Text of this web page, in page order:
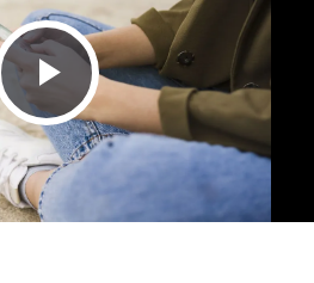
Play Video